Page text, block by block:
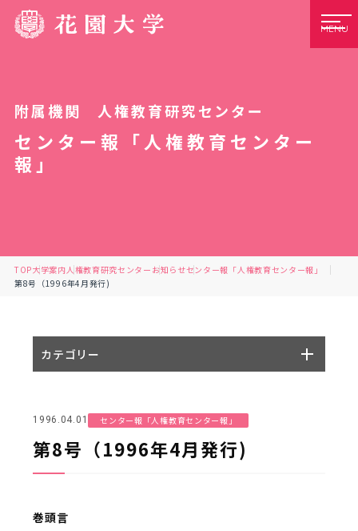
MENU
附属機関 人権教育研究センター
センター報「人権教育センター
報」
TOP大学案内人権教育研究センター お知らせセンター報「人権教育センター報」
第8号（1996年4月発行)
1996.04.01 センター報「人権教育センター報」
第8号（1996年4月発行)
巻頭言
カテゴリー